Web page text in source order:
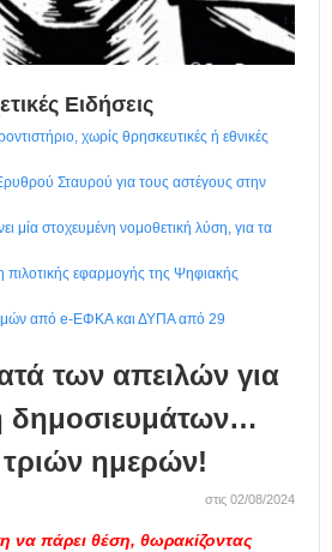
Ειδήσεις
χωρίς θρησκευτικές ή εθνικές
Σταυρού για τους αστέγους στην
μία στοχευμένη νομοθετική λύση, για τα
εφαρμογής της Ψηφιακής
από e-ΕΦΚΑ και ΔΥΠΑ από 29
των απειλών για
δημοσιευμάτων…
τριών ημερών!
στις 02/08/2024
να πάρει θέση, θωρακίζοντας